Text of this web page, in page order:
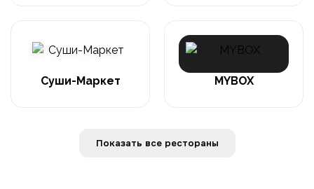
Суши-Маркет MYBOX
Показать все рестораны